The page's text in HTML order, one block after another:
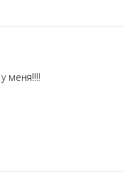
меня!!!!